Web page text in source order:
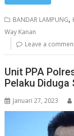
BANDAR LAMPUNG,
Way Kanan
Leave a
Unit PPA
Pelaku Diduga
Januari 27, 2023